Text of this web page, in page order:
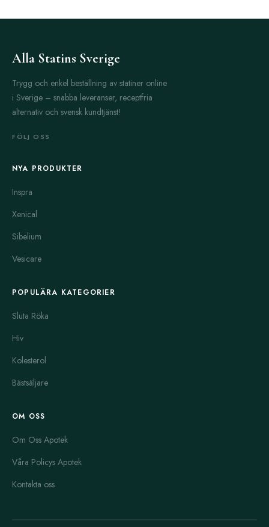
Alla Statins Sverige
Trygg och enkel beställning av statiner online
i Sverige – snabba leveranser, receptfria
alternativ och svensk kundtjänst!
FÖLJ OSS
NYA PRODUKTER
Inspra
Xenical
Sibelium
Vesicare
POPULÄRA KATEGORIER
Sluta Röka
Hiv
Kolesterol
Bästsäljare
OM OSS
Om Oss Apotek
Våra Policys Apotek
Kontakta oss